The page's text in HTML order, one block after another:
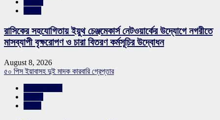
রাসিকের সহযোগিতায় ইয়ুথ চেঞ্জমেকার্স নেটওয়ার্কের উদ্যোগে নগরীতে
মাসব্যাপী বৃক্ষরোপণ ও চারা বিতরণ কর্মসূচির উদ্বোধন
August 8, 2026
৫০ পিস ইয়াবাসহ দুই মাদক কারবারি গ্রেপ্তার